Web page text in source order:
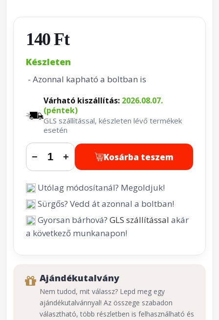
140 Ft
Készleten
- Azonnal kapható a boltban is
Várható kiszállítás: 2026.08.07.
(péntek)
GLS szállítással, készleten lévő termékek
esetén
− + Kosárba teszem
Utólag módosítanál? Megoldjuk!
Sürgős? Vedd át azonnal a boltban!
Gyorsan bárhová? GLS szállítással akár
a következő munkanapon!
Ajándékutalvány
Nem tudod, mit válassz? Lepd meg egy
ajándékutalvánnyal! Az összege szabadon
választható, több részletben is felhasználható és